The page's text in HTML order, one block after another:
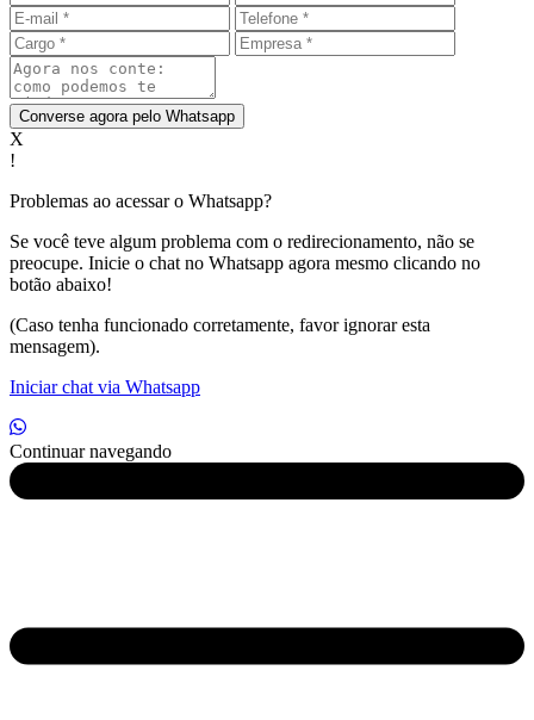
Converse agora pelo Whatsapp
X
!
Problemas ao acessar o Whatsapp?
Se você teve algum problema com o redirecionamento, não se
preocupe. Inicie o chat no Whatsapp agora mesmo clicando no
botão abaixo!
(Caso tenha funcionado corretamente, favor ignorar esta
mensagem).
Iniciar chat via Whatsapp
Continuar navegando